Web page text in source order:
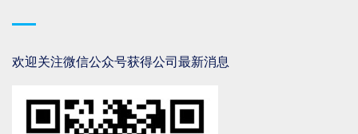
欢迎关注微信公众号获得公司最新消息